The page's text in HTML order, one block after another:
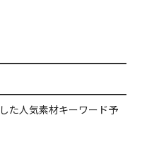
た人気素材キーワード予